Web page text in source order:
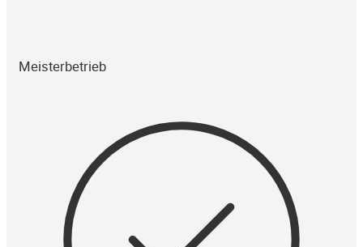
Meisterbetrieb